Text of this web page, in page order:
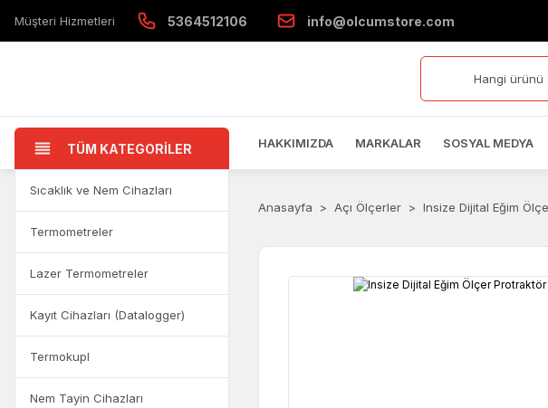
Müşteri Hizmetleri 5364512106 info@olcumstore.com
TÜM KATEGORİLER HAKKIMIZDA MARKALAR SOSYAL MEDYA
Sıcaklık ve Nem Cihazları
Termometreler
Lazer Termometreler
Kayıt Cihazları (Datalogger)
Termokupl
Nem Tayin Cihazları
Anasayfa Açı Ölçerler Insize Dijital Eğim